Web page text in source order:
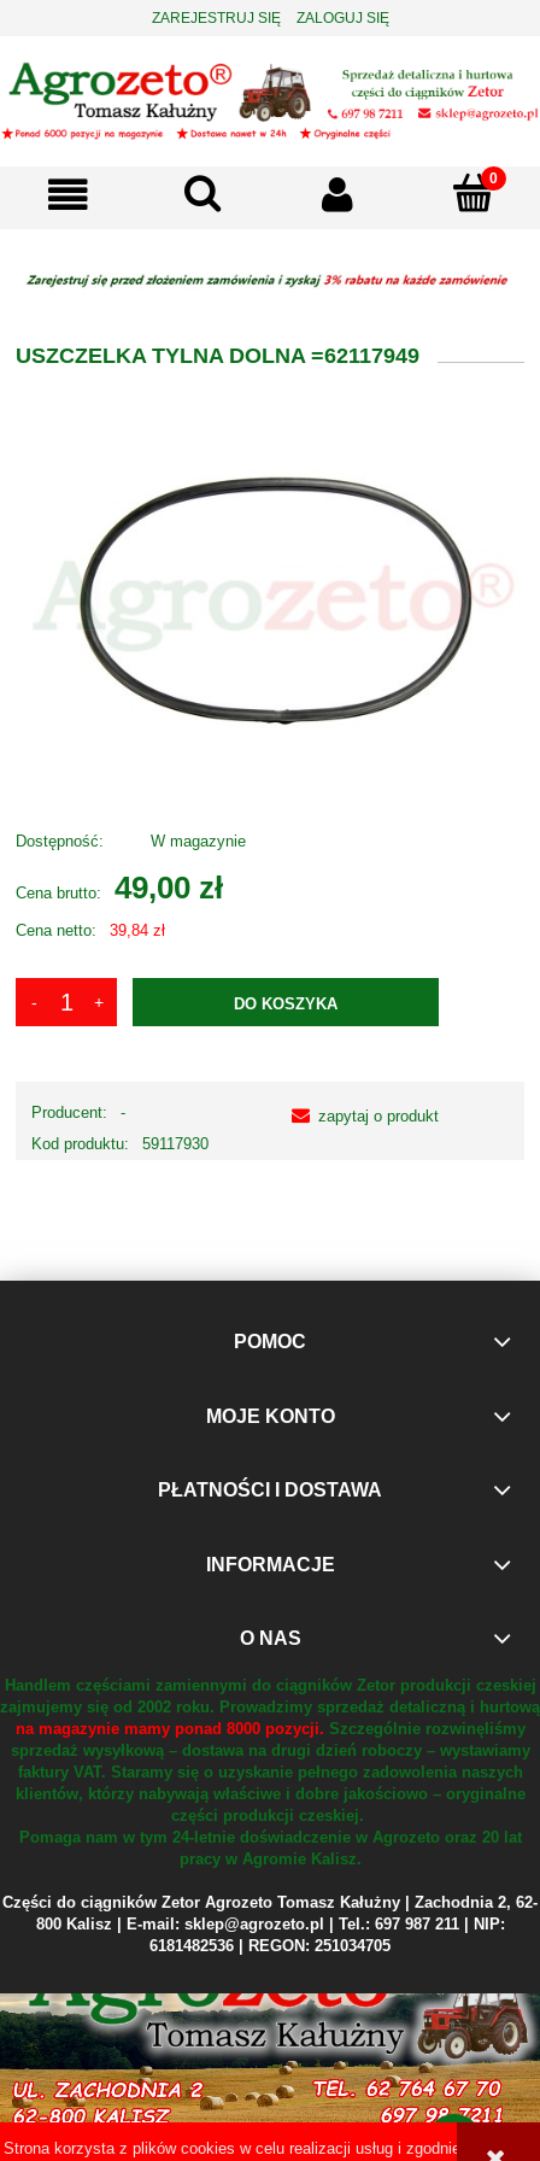
Strona korzysta z plików cookies w celu realizacji usług i zgodnie z
ZAREJESTRUJ SIĘ ZALOGUJ SIĘ
USZCZELKA TYLNA DOLNA =62117949
Dostępność: W magazynie
Cena brutto: 49,00 zł
Cena netto: 39,84 zł
DO KOSZYKA
Producent:
-
Kod produktu:
59117930
zapytaj o produkt
POMOC
MOJE KONTO
PŁATNOŚCI I DOSTAWA
INFORMACJE
O NAS
Handlem częściami zamiennymi do ciągników Zetor produkcji czeskiej
zajmujemy się od 2002 roku. Prowadzimy sprzedaż detaliczną i hurtową
na magazynie mamy ponad 8000 pozycji. Szczególnie rozwinęliśmy
sprzedaż wysyłkową – dostawa na drugi dzień roboczy – wystawiamy
faktury VAT. Staramy się o uzyskanie pełnego zadowolenia naszych
klientów, którzy nabywają właściwe i dobre jakościowo – oryginalne
części produkcji czeskiej.
Pomaga nam w tym 24-letnie doświadczenie w Agrozeto oraz 20 lat
pracy w Agromie Kalisz.
Części do ciągników Zetor Agrozeto Tomasz Kałużny | Zachodnia 2, 62-
800 Kalisz | E-mail: sklep@agrozeto.pl | Tel.: 697 987 211 | NIP:
6181482536 | REGON: 251034705